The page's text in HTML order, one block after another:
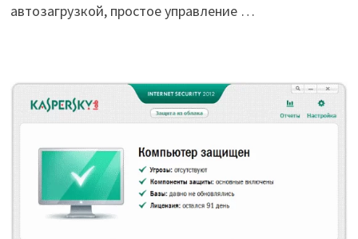
автозагрузкой, простое управление …